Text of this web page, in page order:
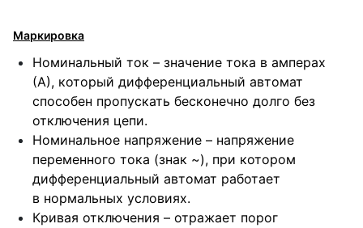
Маркировка
Номинальный ток – значение тока в амперах
(А), который дифференциальный автомат
способен пропускать бесконечно долго без
отключения цепи.
Номинальное напряжение – напряжение
переменного тока (знак ~), при котором
дифференциальный автомат работает
в нормальных условиях.
Кривая отключения – отражает порог